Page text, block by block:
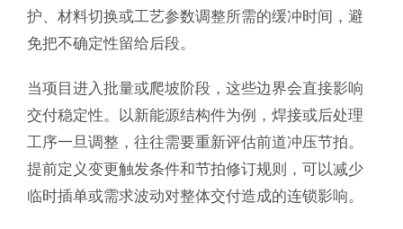
护、材料切换或工艺参数调整所需的缓冲时间，避
免把不确定性留给后段。
当项目进入批量或爬坡阶段，这些边界会直接影响
交付稳定性。以新能源结构件为例，焊接或后处理
工序一旦调整，往往需要重新评估前道冲压节拍。
提前定义变更触发条件和节拍修订规则，可以减少
临时插单或需求波动对整体交付造成的连锁影响。